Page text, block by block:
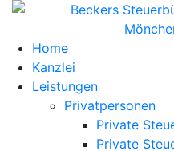
Home
Kanzlei
Leistungen
Privatpersonen
Private
Private